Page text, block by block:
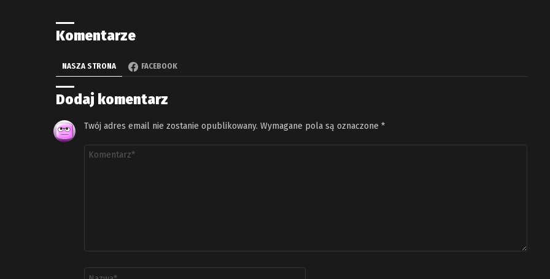
Komentarze
NASZA STRONA FACEBOOK
Dodaj komentarz
Twój adres email nie zostanie opublikowany. Wymagane pola są oznaczone *
Komentarz